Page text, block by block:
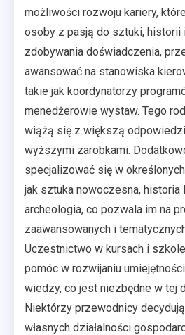
możliwości rozwoju kariery,
osoby z pasją do sztuki, historii
zdobywania doświadczenia,
awansować na stanowiska
takie jak koordynatorzy
menedżerowie wystaw. Tego
wiążą się z większą
wyższymi zarobkami.
specjalizować się w
jak sztuka nowoczesna, historia
archeologia, co pozwala im na
zaawansowanych i
Uczestnictwo w kursach i
pomóc w rozwijaniu
wiedzy, co jest niezbędne w tej
Niektórzy przewodnicy
własnych działalności